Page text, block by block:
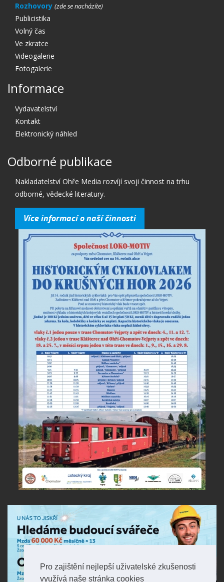
Pro zajištění nejlepší uživatelské zkušenosti
využívá naše stránka cookies
Rozhovory
Publicistika
Volný čas
Ve zkratce
Videogalerie
Fotogalerie
Informace
Vydavatelství
Kontakt
Elektronický náhled
Odborné publikace
Nakladatelství Ohře Media rozvíjí svoji činnost na trhu
odborné, vědecké literatury.
Více informací o naší činnosti